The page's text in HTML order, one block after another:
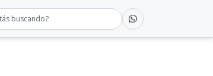
buscando?